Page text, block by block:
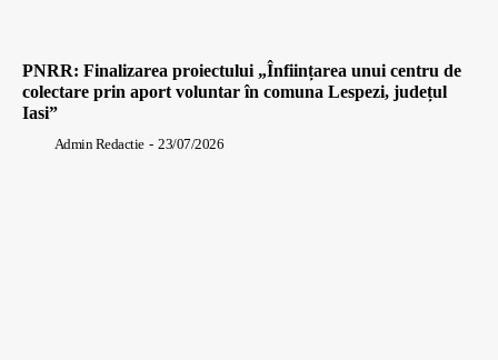
PNRR: Finalizarea proiectului „Înființarea unui centru de
colectare prin aport voluntar în comuna Lespezi, județul
Iasi”
Admin Redactie - 23/07/2026